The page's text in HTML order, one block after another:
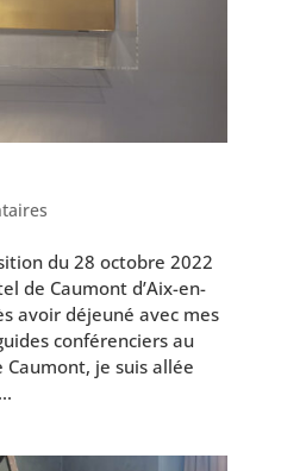
du 28 octobre 2022
de Caumont d’Aix-en-
avoir déjeu­né avec mes
confé­ren­ciers au
je suis allée